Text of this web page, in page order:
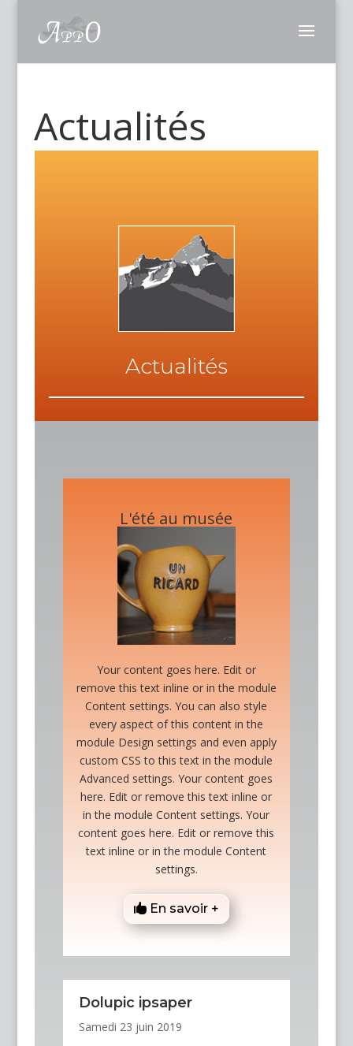
Actualités
Actualités
L'été au musée
Your content goes here. Edit or
remove this text inline or in the module
Content settings. You can also style
every aspect of this content in the
module Design settings and even apply
custom CSS to this text in the module
Advanced settings. Your content goes
here. Edit or remove this text inline or
in the module Content settings. Your
content goes here. Edit or remove this
text inline or in the module Content
settings.
En savoir +
Dolupic ipsaper
Samedi 23 juin 2019